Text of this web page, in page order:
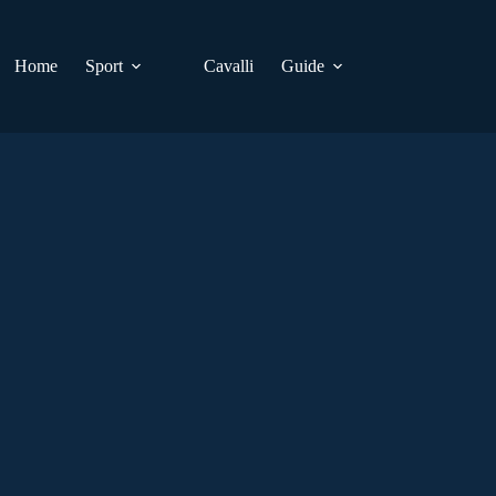
Home
Sport Cavalli Guide